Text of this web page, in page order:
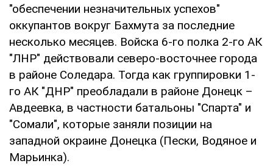
"обеспечении незначительных успехов"
оккупантов вокруг Бахмута за последние
несколько месяцев. Войска 6-го полка 2-го АК
"ЛНР" действовали северо-восточнее города
в районе Соледара. Тогда как группировки 1-
го АК "ДНР" преобладали в районе Донецк –
Авдеевка, в частности батальоны "Спарта" и
"Сомали", которые заняли позиции на
западной окраине Донецка (Пески, Водяное и
Марьинка).